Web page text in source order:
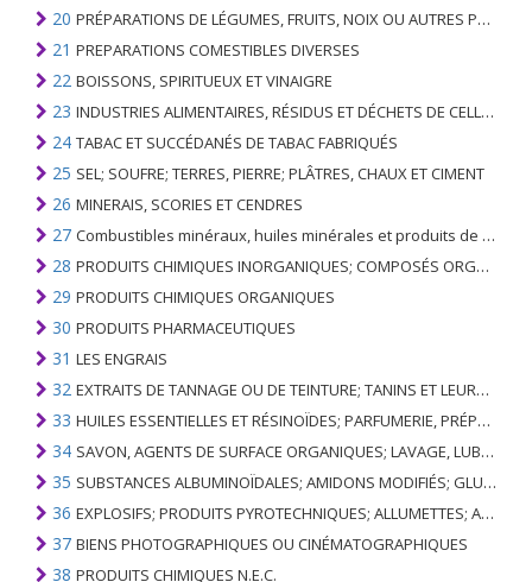
20 PRÉPARATIONS DE LÉGUMES, FRUITS, NOIX OU AUTRES PARTIES DE PLANTES
21 PREPARATIONS COMESTIBLES DIVERSES
22 BOISSONS, SPIRITUEUX ET VINAIGRE
23 INDUSTRIES ALIMENTAIRES, RÉSIDUS ET DÉCHETS DE CELLES-CI; FOURRAGE ANIMAL PRÉPARÉ
24 TABAC ET SUCCÉDANÉS DE TABAC FABRIQUÉS
25 SEL; SOUFRE; TERRES, PIERRE; PLÂTRES, CHAUX ET CIMENT
26 MINERAIS, SCORIES ET CENDRES
27 Combustibles minéraux, huiles minérales et produits de leur distillation; SUBSTANCES BITUMINEUSES; CIRES MINÉRALES
28 PRODUITS CHIMIQUES INORGANIQUES; COMPOSÉS ORGANIQUES ET INORGANIQUES DE MÉTAUX PRÉCIEUX; DE MÉTAUX DES TERRES RARES, D'ÉLÉMENTS RADIOACTIFS ET D'ISOTOPES
29 PRODUITS CHIMIQUES ORGANIQUES
30 PRODUITS PHARMACEUTIQUES
31 LES ENGRAIS
32 EXTRAITS DE TANNAGE OU DE TEINTURE; TANINS ET LEURS DERIVES; COLORANTS, PIGMENTS ET AUTRES MATIERES COLORANTES; PEINTURES, VERNIS; MASTIC, AUTRES MASTIQUES; ENCRES
33 HUILES ESSENTIELLES ET RÉSINOÏDES; PARFUMERIE, PRÉPARATIONS COSMÉTIQUES OU DE TOILETTE
34 SAVON, AGENTS DE SURFACE ORGANIQUES; LAVAGE, LUBRIFICATION, POLISSAGE OU PRÉPARATION À L'ÉPURATION; CIRES ARTIFICIELLES OU PRÉPARÉES, BOUGIES ET ARTICLES SIMILAIRES, PÂTES À MODÉLISER, CIRES DENTAIRES ET PRÉPARATIONS DENTAIRES À BASE DE PLÂTRE
35 SUBSTANCES ALBUMINOÏDALES; AMIDONS MODIFIÉS; GLUES; ENZYMES
36 EXPLOSIFS; PRODUITS PYROTECHNIQUES; ALLUMETTES; ALLIAGES PYROPHORIQUES; CERTAINES PRÉPARATIONS COMBUSTIBLES
37 BIENS PHOTOGRAPHIQUES OU CINÉMATOGRAPHIQUES
38 PRODUITS CHIMIQUES N.E.C.